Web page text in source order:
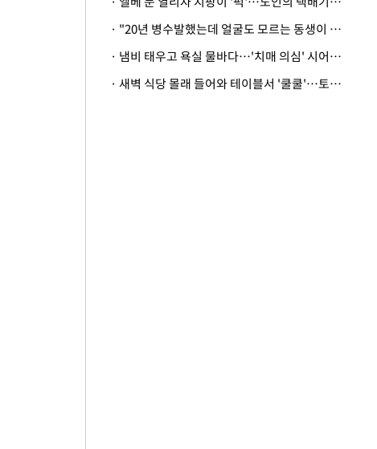
· "20년 병수발했는데 얼굴도 모르는 동생이 유산 절반을"…배다른 형제 상속권 있을까
· 냄비 태우고 욕실 물바다…'치매 의심' 시어머니 검사 권유했다가 '날벼락'
· 새벽 식당 몰래 들어와 테이블서 '쿨쿨'…토사물 남기고 사라진 남성